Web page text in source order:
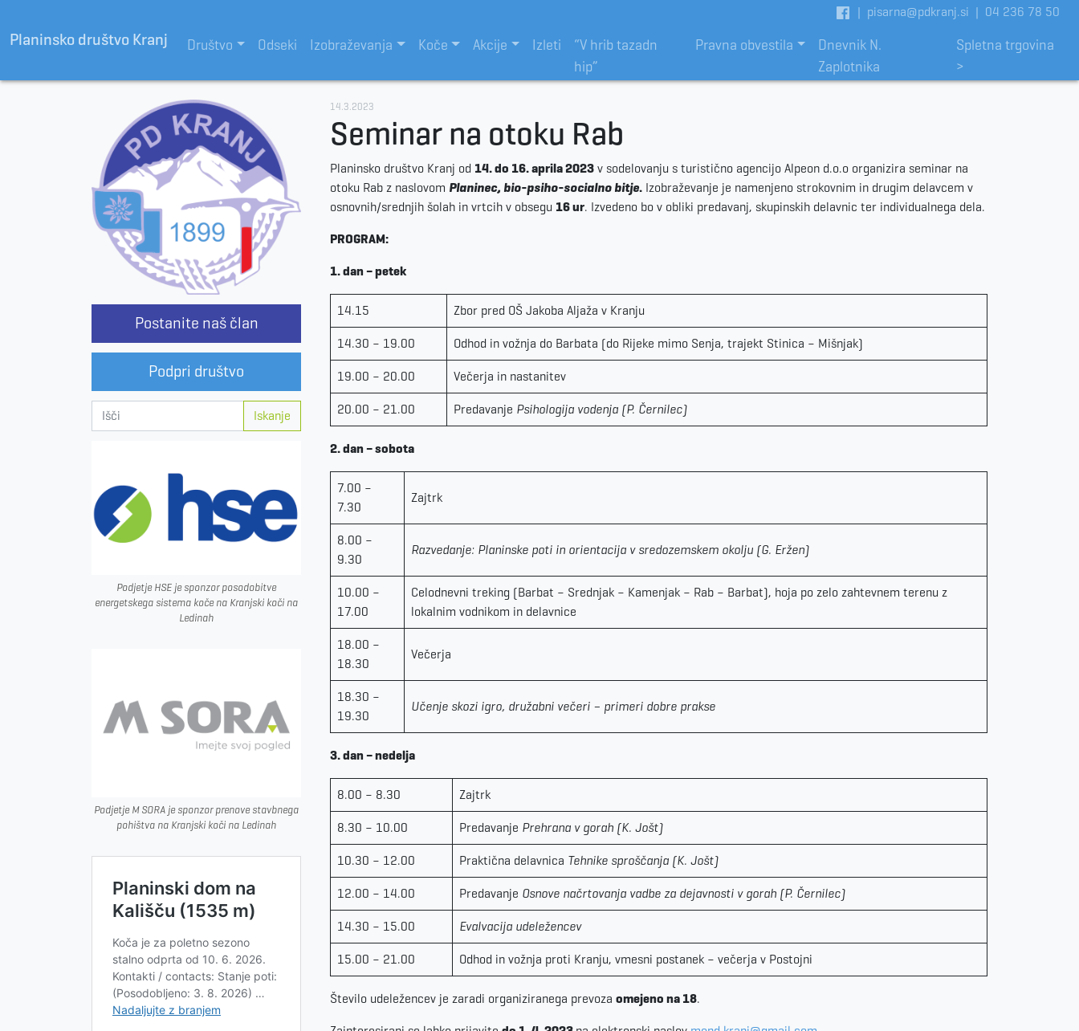
Planinsko društvo Kranj
| pisarna@pdkranj.si | 04 236 78 50
Društvo Odseki Izobraževanja Koče Akcije Izleti
“V hrib tazadn
hip”
Pravna obvestila
Dnevnik N.
Zaplotnika
Spletna trgovina
>
14.3.2023
Seminar na otoku Rab
Planinsko društvo Kranj od 14. do 16. aprila 2023 v sodelovanju s turistično agencijo Alpeon d.o.o organizira seminar na
otoku Rab z naslovom Planinec, bio-psiho-socialno bitje. Izobraževanje je namenjeno strokovnim in drugim delavcem v
osnovnih/srednjih šolah in vrtcih v obsegu 16 ur. Izvedeno bo v obliki predavanj, skupinskih delavnic ter individualnega dela.
PROGRAM:
1. dan – petek
14.15 Zbor pred OŠ Jakoba Aljaža v Kranju
14.30 – 19.00 Odhod in vožnja do Barbata (do Rijeke mimo Senja, trajekt Stinica – Mišnjak)
19.00 – 20.00 Večerja in nastanitev
20.00 – 21.00 Predavanje Psihologija vodenja (P. Černilec)
2. dan – sobota
7.00 –
7.30
Zajtrk
8.00 –
9.30
Razvedanje: Planinske poti in orientacija v sredozemskem okolju (G. Eržen)
10.00 –
17.00
Celodnevni treking (Barbat – Srednjak – Kamenjak – Rab – Barbat), hoja po zelo zahtevnem terenu z
lokalnim vodnikom in delavnice
18.00 –
18.30
Večerja
18.30 –
19.30
Učenje skozi igro, družabni večeri – primeri dobre prakse
3. dan – nedelja
8.00 – 8.30 Zajtrk
8.30 – 10.00 Predavanje Prehrana v gorah (K. Jošt)
10.30 – 12.00 Praktična delavnica Tehnike sproščanja (K. Jošt)
12.00 – 14.00 Predavanje Osnove načrtovanja vadbe za dejavnosti v gorah (P. Černilec)
14.30 – 15.00 Evalvacija udeležencev
15.00 – 21.00 Odhod in vožnja proti Kranju, vmesni postanek – večerja v Postojni
Število udeležencev je zaradi organiziranega prevoza omejeno na 18.
Postanite naš član
Podpri društvo
Iskanje
Podjetje HSE je sponzor posodobitve
energetskega sistema koče na Kranjski koči na
Ledinah
Podjetje M SORA je sponzor prenove stavbnega
pohištva na Kranjski koči na Ledinah